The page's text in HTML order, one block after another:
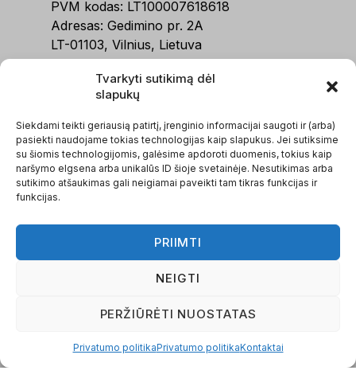
Tvarkyti sutikimą dėl
slapukų
Siekdami teikti geriausią patirtį, įrenginio informacijai saugoti ir (arba)
pasiekti naudojame tokias technologijas kaip slapukus. Jei sutiksime
su šiomis technologijomis, galėsime apdoroti duomenis, tokius kaip
naršymo elgsena arba unikalūs ID šioje svetainėje. Nesutikimas arba
sutikimo atšaukimas gali neigiamai paveikti tam tikras funkcijas ir
funkcijas.
PRIIMTI
NEIGTI
PERŽIŪRĖTI NUOSTATAS
Privatumo politikaPrivatumo politikaKontaktai
PVM kodas: LT100007618618
Adresas: Gedimino pr. 2A
LT-01103, Vilnius, Lietuva
Telefonas:+370 634 11111
PASLAUGOS
Apleistos buhalterijos tvarkymas
Buhalterinė apskaita, IĮ
Buhalterinė apskaita, MB
Buhalterinė apskaita, UAB / VšĮ
Kitos paslaugos
MENIU
Mūsų komanda
Skaičiuoklės